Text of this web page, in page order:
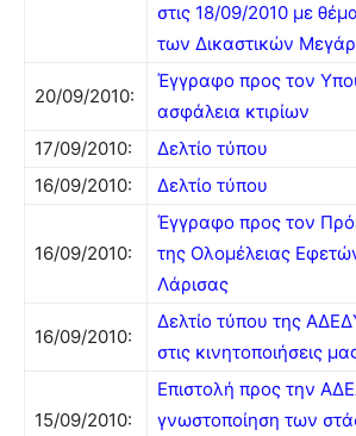
στις 18/09/2010 με
των Δικαστικών
20/09/2010:
Έγγραφο προς τον
ασφάλεια κτιρίων
17/09/2010:
Δελτίο τύπου
16/09/2010:
Δελτίο τύπου
16/09/2010:
Έγγραφο προς τον
της Ολομέλειας
Λάρισας
16/09/2010:
Δελτίο τύπου της
στις κινητοποιήσεις
15/09/2010:
Επιστολή προς την
γνωστοποίηση των